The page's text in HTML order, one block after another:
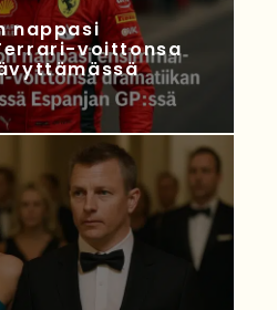
nappasi
voittonsa